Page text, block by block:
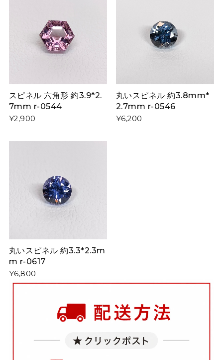
スピネル 六角形 約3.9*2.
7mm r-0544
¥2,900
丸いスピネル 約3.8mm*
2.7mm r-0546
¥6,200
丸いスピネル 約3.3*2.3m
m r-0617
¥6,800